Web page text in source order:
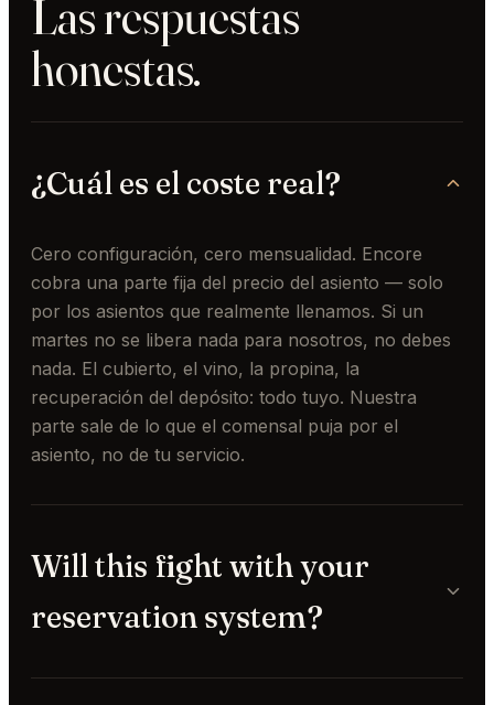
Las respuestas
honestas.
¿Cuál es el coste real?
Cero configuración, cero mensualidad. Encore
cobra una parte fija del precio del asiento — solo
por los asientos que realmente llenamos. Si un
martes no se libera nada para nosotros, no debes
nada. El cubierto, el vino, la propina, la
recuperación del depósito: todo tuyo. Nuestra
parte sale de lo que el comensal puja por el
asiento, no de tu servicio.
Will this fight with your
reservation system?